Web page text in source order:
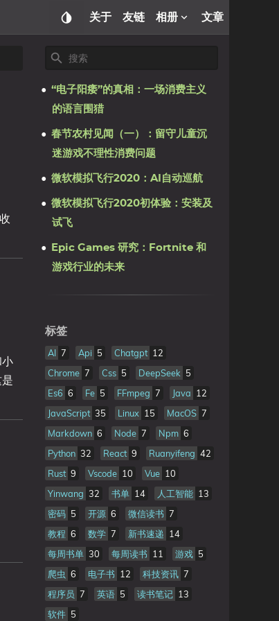
关于 友链 相册 文章
“电子阳痿”的真相：一场消费主义
的语言围猎
春节农村见闻（一）：留守儿童沉
迷游戏不理性消费问题
微软模拟飞行2020：AI自动巡航
微软模拟飞行2020初体验：安装及
试飞
Epic Games 研究：Fortnite 和
游戏行业的未来
标签
AI 7 Api 5 Chatgpt 12
Chrome 7 Css 5 DeepSeek 5
Es6 6 Fe 5 FFmpeg 7 Java 12
JavaScript 35 Linux 15 MacOS 7
Markdown 6 Node 7 Npm 6
Python 32 React 9 Ruanyifeng 42
Rust 9 Vscode 10 Vue 10
Yinwang 32 书单 14 人工智能 13
密码 5 开源 6 微信读书 7
教程 6 数学 7 新书速递 14
每周书单 30 每周读书 11 游戏 5
爬虫 6 电子书 12 科技资讯 7
程序员 7 英语 5 读书笔记 13
软件 5